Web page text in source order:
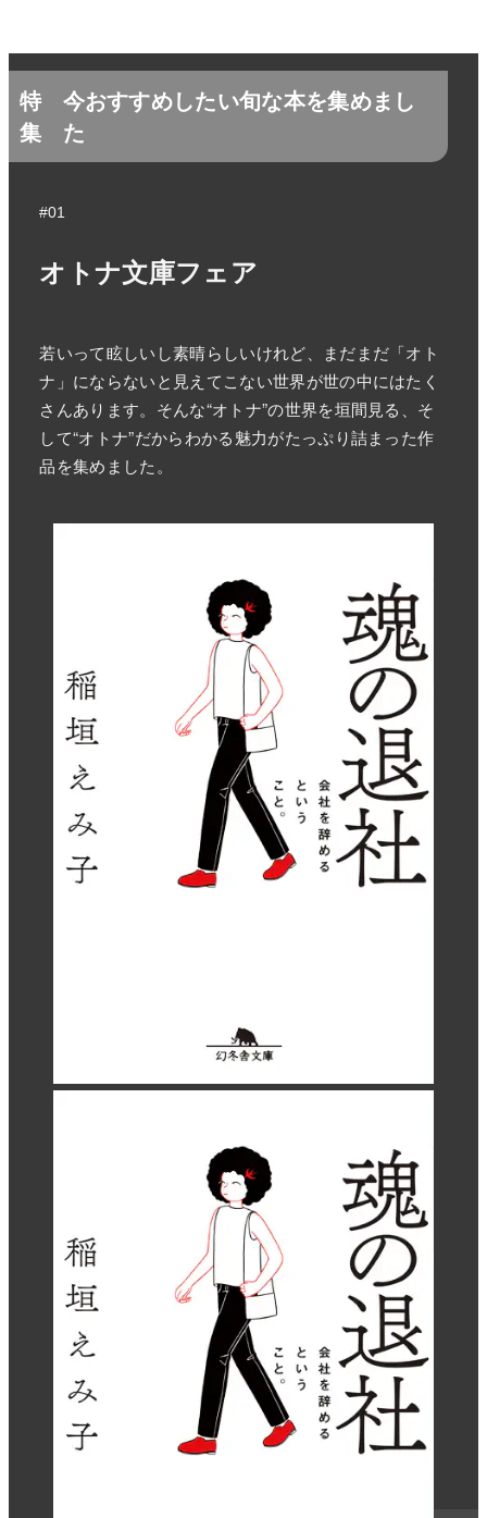
特
集
今おすすめしたい旬な本を集めまし
た
#01
オトナ文庫フェア
若いって眩しいし素晴らしいけれど、まだまだ「オト
ナ」にならないと見えてこない世界が世の中にはたく
さんあります。そんな“オトナ”の世界を垣間見る、そ
して“オトナ”だからわかる魅力がたっぷり詰まった作
品を集めました。